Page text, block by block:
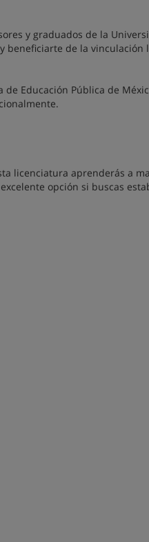
y graduados de la
beneficiarte de la vinculación
Educación Pública de
licenciatura aprenderás a
opción si buscas